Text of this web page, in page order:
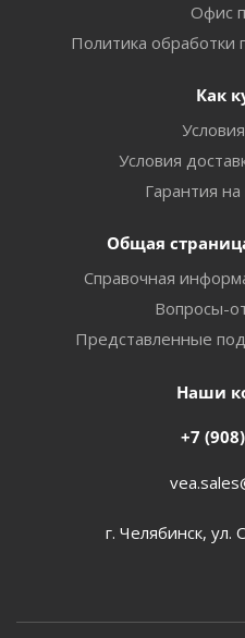
Офис
Политика обработки
Как
Условия
Гарантия
Общая
Справочная
Вопросы-
Представленные
Наши
+7
г. Челябинск, ул.